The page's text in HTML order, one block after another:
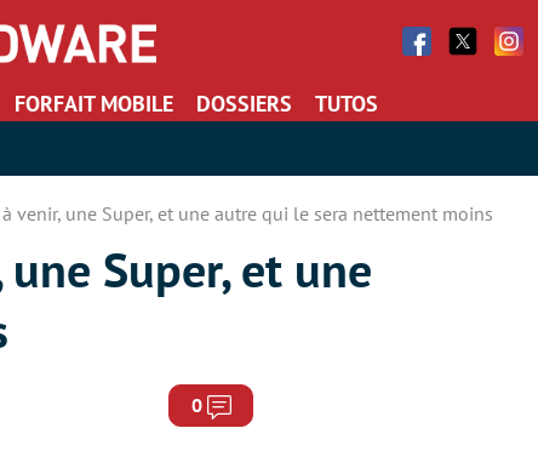
Facebook
Twitter
FORFAIT MOBILE DOSSIERS TUTOS
venir, une Super, et une autre qui le sera nettement moins
Super, et une
0 Commentaires